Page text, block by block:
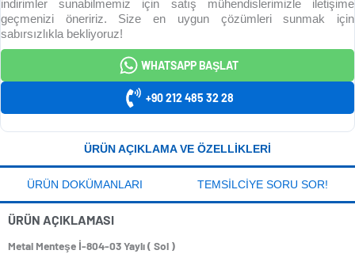
indirimler sunabilmemiz için satış mühendislerimizle iletişime
geçmenizi öneririz. Size en uygun çözümleri sunmak için
sabırsızlıkla bekliyoruz!
WHATSAPP BAŞLAT
+90 212 485 32 28
ÜRÜN AÇIKLAMA VE ÖZELLIKLERI
ÜRÜN DOKÜMANLARI TEMSILCIYE SORU SOR!
ÜRÜN AÇIKLAMASI
Metal Menteşe İ-804-03 Yaylı ( Sol )